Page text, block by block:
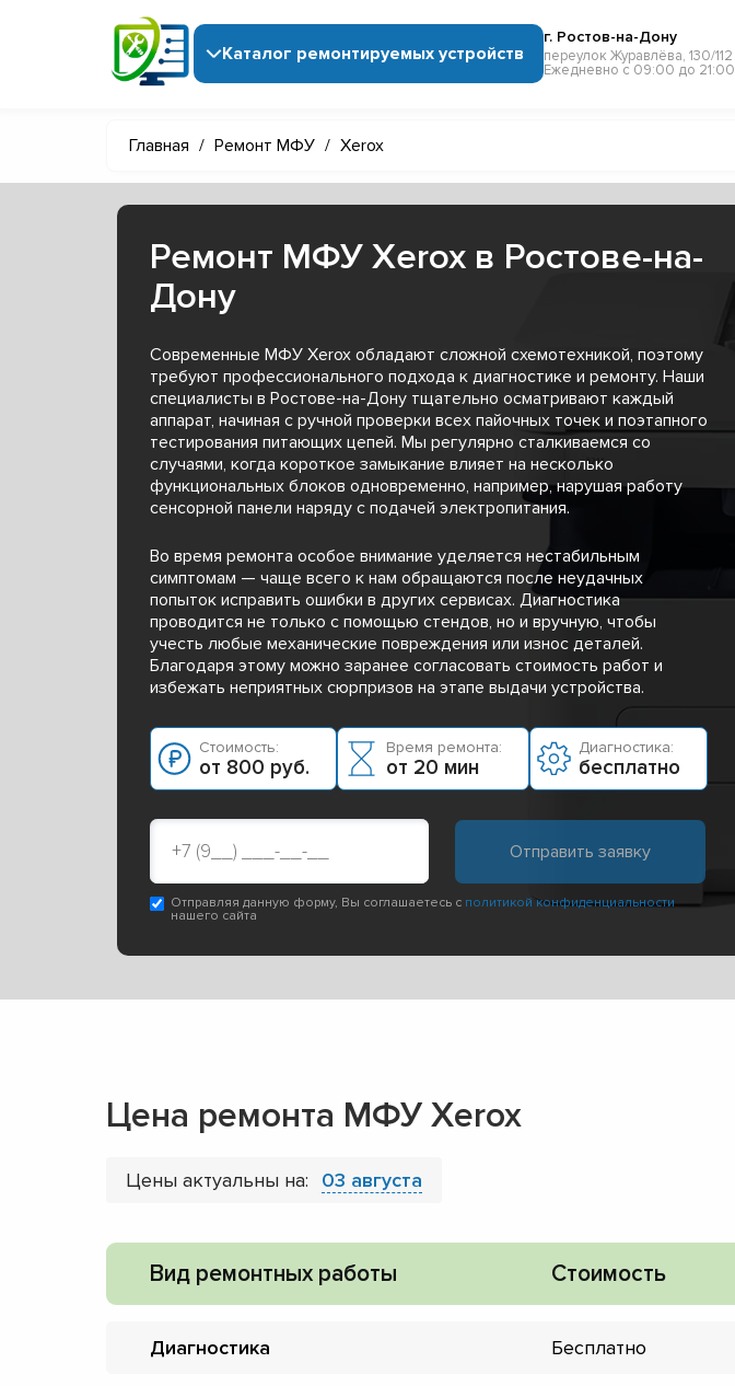
Каталог ремонтируемых устройств
г. Ростов-на-Дону
переулок Журавлёва, 130/112
Ежедневно с 09:00 до 21:00
Главная / Ремонт МФУ / Xerox
Ремонт МФУ Xerox в Ростове-на-
Дону
Современные МФУ Xerox обладают сложной схемотехникой, поэтому
требуют профессионального подхода к диагностике и ремонту. Наши
специалисты в Ростове-на-Дону тщательно осматривают каждый
аппарат, начиная с ручной проверки всех пайочных точек и поэтапного
тестирования питающих цепей. Мы регулярно сталкиваемся со
случаями, когда короткое замыкание влияет на несколько
функциональных блоков одновременно, например, нарушая работу
сенсорной панели наряду с подачей электропитания.
Во время ремонта особое внимание уделяется нестабильным
симптомам — чаще всего к нам обращаются после неудачных
попыток исправить ошибки в других сервисах. Диагностика
проводится не только с помощью стендов, но и вручную, чтобы
учесть любые механические повреждения или износ деталей.
Благодаря этому можно заранее согласовать стоимость работ и
избежать неприятных сюрпризов на этапе выдачи устройства.
Стоимость:
от 800 руб.
Время ремонта:
от 20 мин
Диагностика:
бесплатно
Отправляя данную форму, Вы соглашаетесь с политикой конфиденциальности
нашего сайта
Цена ремонта МФУ Xerox
Цены актуальны на: 03 августа
Вид ремонтных работы Стоимость
Диагностика Бесплатно